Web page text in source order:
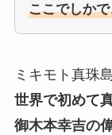
ここでしか
ミキモト真珠
世界で初めて
御木本幸吉の